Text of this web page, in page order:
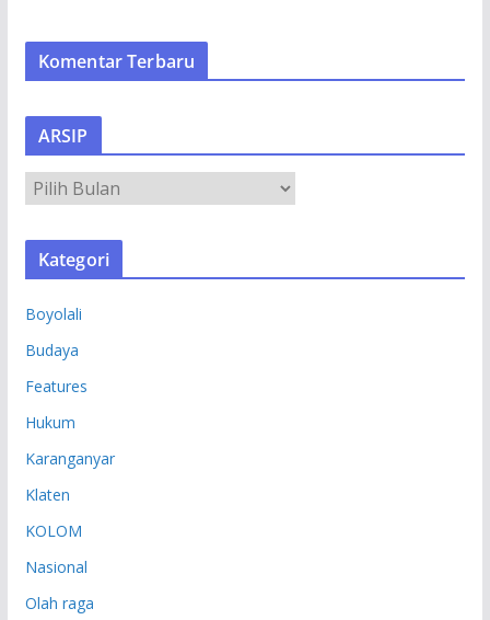
Komentar Terbaru
ARSIP
R
S
Kategori
Boyolali
Budaya
Features
Hukum
Karanganyar
Klaten
KOLOM
Nasional
Olah raga